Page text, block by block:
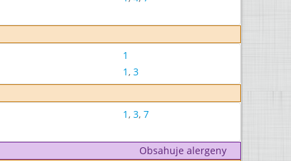
1
1, 3
1, 3, 7
Obsahuje alergeny